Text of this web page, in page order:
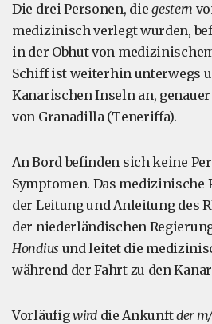
Die drei Personen, diegestern
medizinisch verlegt wurden,
in der Obhut von
Schiff ist weiterhin unterwegs
Kanarischen Inseln an,
von Granadilla (Teneriffa).
An Bord befinden sich keine
Symptomen. Das medizinische
der Leitung und Anleitung des
der niederländischen
Hondius und leitet die
während der Fahrt zu den
Vorläufigwird die Ankunftder